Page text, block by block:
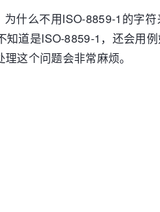
什么不用ISO-8859-1的字
道是ISO-8859-1，还会用
这个问题会非常麻烦。